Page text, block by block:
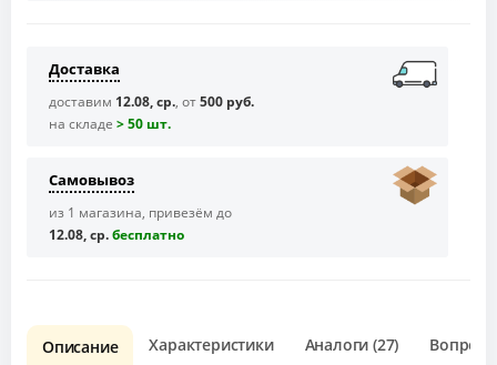
Доставка
доставим 12.08, ср., от500 руб.
на складе > 50 шт.
Самовывоз
из 1 магазина, привезём до
12.08, ср.бесплaтно
Описание Характеристики Аналоги (27) Вопрос